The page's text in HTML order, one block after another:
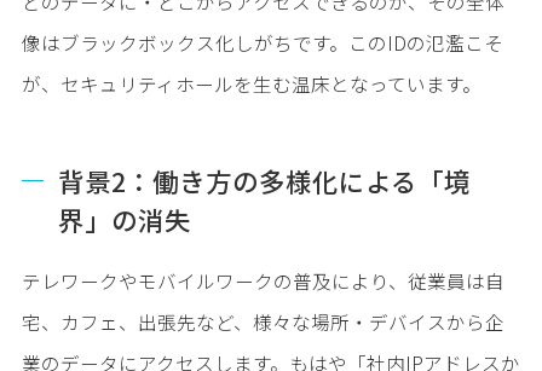
像はブラックボックス化しがちです。このIDの氾濫こそ
が、セキュリティホールを生む温床となっています。
背景2：働き方の多様化による「境
界」の消失
テレワークやモバイルワークの普及により、従業員は自
宅、カフェ、出張先など、様々な場所・デバイスから企
業のデータにアクセスします。もはや「社内IPアドレスか